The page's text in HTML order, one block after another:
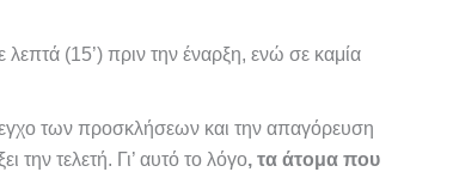
λεπτά (15’) πριν την έναρξη, ενώ σε καμία
των προσκλήσεων και την απαγόρευση
την τελετή. Γι’ αυτό το λόγο, τα άτομα που